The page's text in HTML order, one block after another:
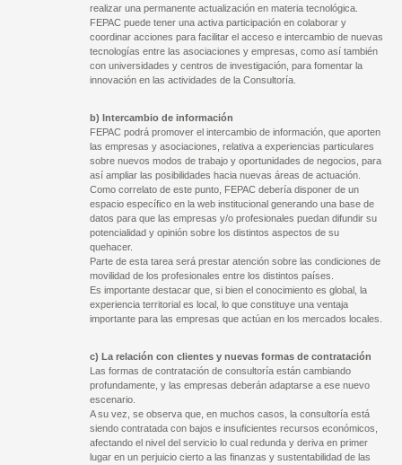
realizar una permanente actualización en materia tecnológica.
FEPAC puede tener una activa participación en colaborar y
coordinar acciones para facilitar el acceso e intercambio de nuevas
tecnologías entre las asociaciones y empresas, como así también
con universidades y centros de investigación, para fomentar la
innovación en las actividades de la Consultoría.
b) Intercambio de información
FEPAC podrá promover el intercambio de información, que aporten
las empresas y asociaciones, relativa a experiencias particulares
sobre nuevos modos de trabajo y oportunidades de negocios, para
así ampliar las posibilidades hacia nuevas áreas de actuación.
Como correlato de este punto, FEPAC debería disponer de un
espacio específico en la web institucional generando una base de
datos para que las empresas y/o profesionales puedan difundir su
potencialidad y opinión sobre los distintos aspectos de su
quehacer.
Parte de esta tarea será prestar atención sobre las condiciones de
movilidad de los profesionales entre los distintos países.
Es importante destacar que, si bien el conocimiento es global, la
experiencia territorial es local, lo que constituye una ventaja
importante para las empresas que actúan en los mercados locales.
c) La relación con clientes y nuevas formas de contratación
Las formas de contratación de consultoría están cambiando
profundamente, y las empresas deberán adaptarse a ese nuevo
escenario.
A su vez, se observa que, en muchos casos, la consultoría está
siendo contratada con bajos e insuficientes recursos económicos,
afectando el nivel del servicio lo cual redunda y deriva en primer
lugar en un perjuicio cierto a las finanzas y sustentabilidad de las